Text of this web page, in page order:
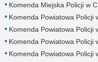
Komenda Miejska Policji w
Komenda Powiatowa Policji
Komenda Powiatowa Policji
Komenda Powiatowa Policji
Komenda Powiatowa Policji